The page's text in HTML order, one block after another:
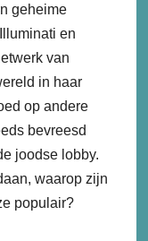
geheime
en
van
in haar
op andere
bevreesd
joodse lobby.
waarop zijn
populair?